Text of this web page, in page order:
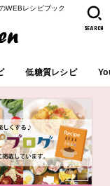
WEBレシピブック
低糖質レシピ
SEARCH